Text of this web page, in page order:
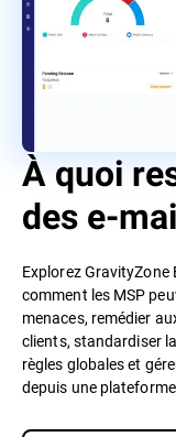
À quoi
des e-
Explorez GravityZone
comment les MSP
menaces, remédier
clients, standardiser
règles globales et
depuis une